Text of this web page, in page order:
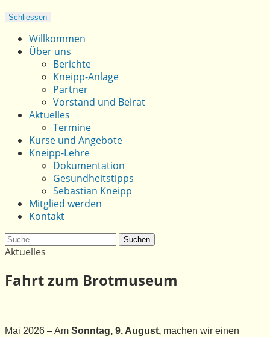
Schliessen
Willkommen
Über uns
Berichte
Kneipp-Anlage
Partner
Vorstand und Beirat
Aktuelles
Termine
Kurse und Angebote
Kneipp-Lehre
Dokumentation
Gesundheitstipps
Sebastian Kneipp
Mitglied werden
Kontakt
Suche
Aktuelles
Fahrt zum Brotmuseum
Mai 2026 – Am Sonntag, 9. August, machen wir einen